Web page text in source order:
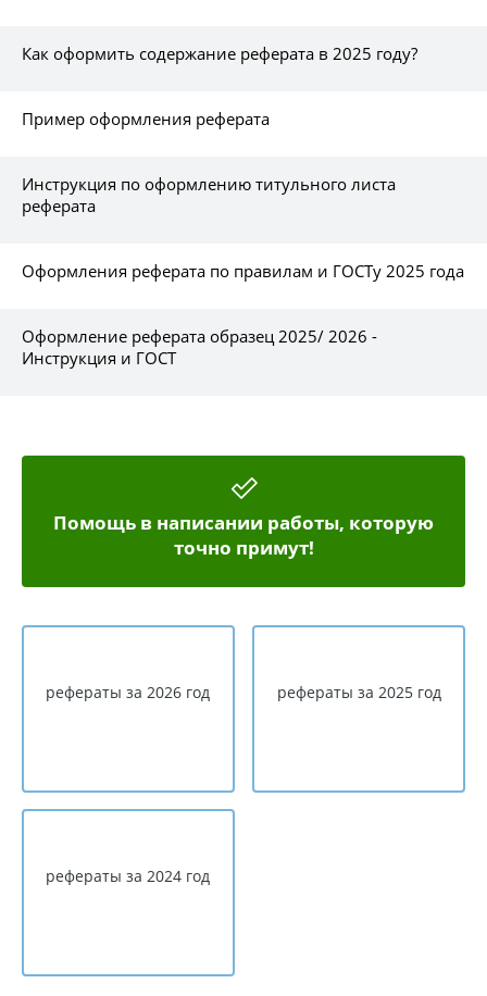
Как оформить содержание реферата в 2025 году?
Пример оформления реферата
Инструкция по оформлению титульного листа
реферата
Оформления реферата по правилам и ГОСТу 2025 года
Оформление реферата образец 2025/ 2026 -
Инструкция и ГОСТ
Помощь в написании работы, которую
точно примут!
рефераты за 2026 год рефераты за 2025 год
рефераты за 2024 год